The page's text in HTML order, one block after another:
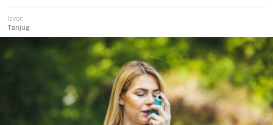
Izvor:
Tanjug